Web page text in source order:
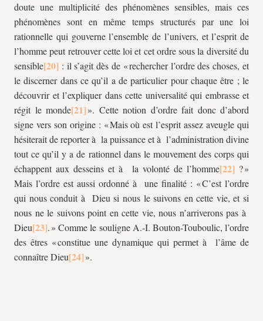
doute une multiplicité des phénomènes sensibles, mais ces
phénomènes sont en même temps structurés par une loi
rationnelle qui gouverne l’ensemble de l’univers, et l’esprit de
l’homme peut retrouver cette loi et cet ordre sous la diversité du
sensible
: il s’agit dès de « rechercher l’ordre des choses, et
le discerner dans ce qu’il a de particulier pour chaque être ; le
découvrir et l’expliquer dans cette universalité qui embrasse et
régit le monde
». Cette notion d’ordre fait donc d’abord
signe vers son origine : « Mais où est l’esprit assez aveugle qui
hésiterait de reporter à la puissance et à l’administration divine
tout ce qu’il y a de rationnel dans le mouvement des corps qui
échappent aux desseins et à la volonté de l’homme
? »
Mais l’ordre est aussi ordonné à une finalité : « C’est l’ordre
qui nous conduit à Dieu si nous le suivons en cette vie, et si
nous ne le suivons point en cette vie, nous n’arriverons pas à
Dieu
. » Comme le souligne A.-I. Bouton-Touboulic, l’ordre
des êtres « constitue une dynamique qui permet à l’âme de
connaître Dieu
».